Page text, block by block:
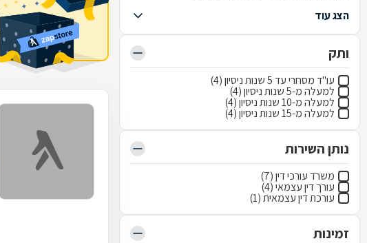
הצג עוד
ותק
עו"ד מסחרי עד 5 שנות ניסיון (4)
למעלה מ-5 שנות ניסיון (4)
למעלה מ-10 שנות ניסיון (4)
למעלה מ-15 שנות ניסיון (4)
נותן השירות
משרד עורכי דין (7)
עורך דין עצמאי (4)
עורכת דין עצמאית (1)
זמינות